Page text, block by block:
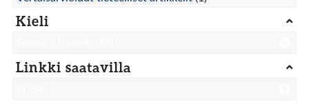
Kieli
Linkki saatavilla